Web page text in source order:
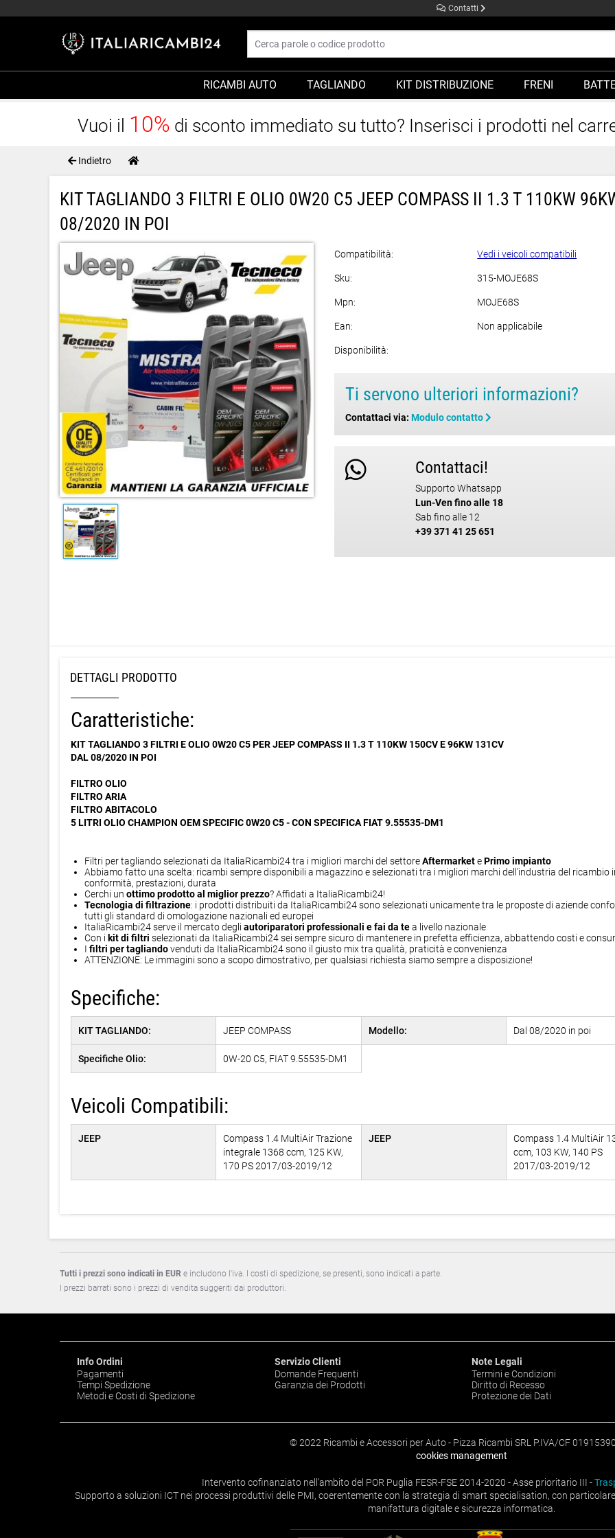
Contatti
RICAMBI AUTO TAGLIANDO KIT DISTRIBUZIONE FRENI
Vuoi il 10% di sconto immediato su tutto? Inserisci i prodotti nel
Indietro
KIT TAGLIANDO 3 FILTRI E OLIO 0W20 C5 JEEP COMPASS II 1.3 T 110KW
08/2020 IN POI
Compatibilità: Vedi i veicoli compatibili
Sku: 315-MOJE68S
Mpn: MOJE68S
Ean: Non applicabile
Disponibilità:
Ti servono ulteriori informazioni?
Contattaci via: Modulo contatto
Contattaci!
Supporto Whatsapp
Lun-Ven fino alle 18
Sab fino alle 12
+39 371 41 25 651
DETTAGLI PRODOTTO
Caratteristiche:
KIT TAGLIANDO 3 FILTRI E OLIO 0W20 C5 PER JEEP COMPASS II 1.3 T 110KW 150CV E 96KW 131CV
DAL 08/2020 IN POI
FILTRO OLIO
FILTRO ARIA
FILTRO ABITACOLO
5 LITRI OLIO CHAMPION OEM SPECIFIC 0W20 C5 - CON SPECIFICA FIAT 9.55535-DM1
Filtri per tagliando selezionati da ItaliaRicambi24 tra i migliori marchi del settoreAftermarketePrimo impianto
Abbiamo fatto una scelta: ricambi sempre disponibili a magazzino e selezionati tra i migliori marchi dell'industria del ricambio
conformità, prestazioni, durata
Cerchi un ottimo prodotto al miglior prezzo? Affidati a ItaliaRicambi24!
Tecnologia di filtrazione: i prodotti distribuiti da ItaliaRicambi24 sono selezionati unicamente tra le proposte di aziende
tutti gli standard di omologazione nazionali ed europei
ItaliaRicambi24 serve il mercato degli autoriparatori professionali e fai da tea livello nazionale
Con i kit di filtri selezionati da ItaliaRicambi24 sei sempre sicuro di mantenere in prefetta efficienza, abbattendo costi e
I filtri per tagliandovenduti da ItaliaRicambi24 sono il giusto mix tra qualità, praticità e convenienza
ATTENZIONE: Le immagini sono a scopo dimostrativo, per qualsiasi richiesta siamo sempre a disposizione!
Specifiche:
KIT TAGLIANDO: JEEP COMPASS Modello: Dal 08/2020 in poi
Specifiche Olio: 0W-20 C5, FIAT 9.55535-DM1
Veicoli Compatibili:
JEEP
Compass 1.4 MultiAir Trazione
integrale 1368 ccm, 125 KW,
170 PS 2017/03-2019/12
JEEP
Compass 1.4 MultiAir
ccm, 103 KW, 140 PS
2017/03-2019/12
Tutti i prezzi sono indicati in EUR e includono l'iva. I costi di spedizione, se presenti, sono indicati a parte.
I prezzi barrati sono i prezzi di vendita suggeriti dai produttori.
Info Ordini
Pagamenti
Tempi Spedizione
Metodi e Costi di Spedizione
Servizio Clienti
Domande Frequenti
Garanzia dei Prodotti
Note Legali
Termini e Condizioni
Diritto di Recesso
Protezione dei Dati
© 2022 Ricambi e Accessori per Auto - Pizza Ricambi SRL P.IVA/CF
cookies management
Intervento cofinanziato nell’ambito del POR Puglia FESR-FSE 2014-2020 - Asse prioritario III -
Supporto a soluzioni ICT nei processi produttivi delle PMI, coerentemente con la strategia di smart specialisation, con
manifattura digitale e sicurezza informatica.